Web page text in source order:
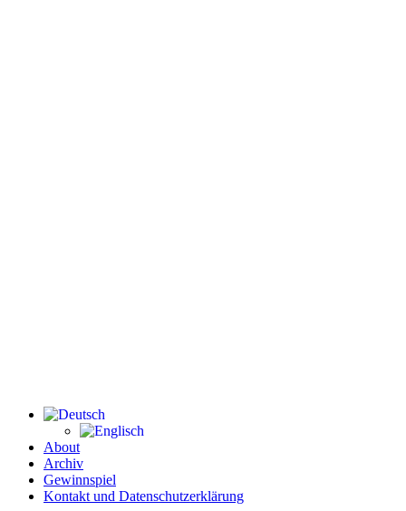
About
Archiv
Gewinnspiel
Kontakt und Datenschutzerklärung